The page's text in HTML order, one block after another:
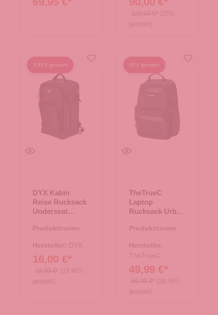
120,00 €* (25%
gespart)
3,99 € gespart
DYX Kabin
Reise Rucksack
Underseat
Produktnummer:
Hersteller: DYX
16,00 €*
19,99 €* (19.96%
gespart)
20 € gespart
TheTrueC
Laptop
Rucksack Urban
Black
Produktnummer:
Hersteller:
TheTrueC
49,99 €*
69,99 €* (28.58%
gespart)